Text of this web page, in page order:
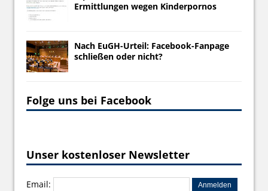
Ermittlungen wegen Kinderpornos
Nach EuGH-Urteil: Facebook-Fanpage
schließen oder nicht?
Folge uns bei Facebook
Unser kostenloser Newsletter
Email: